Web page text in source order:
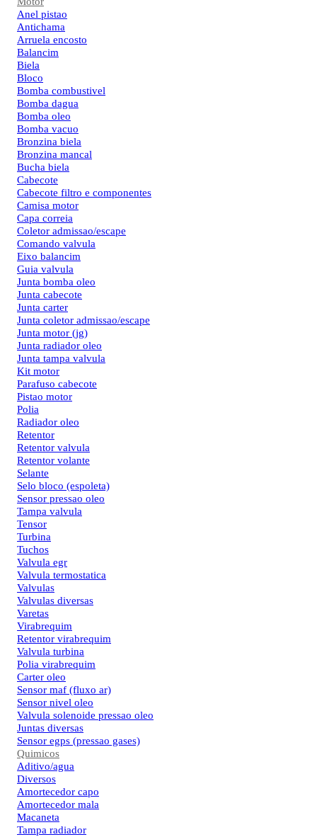
Anel pistao
Antichama
Arruela encosto
Balancim
Biela
Bloco
Bomba combustivel
Bomba dagua
Bomba oleo
Bomba vacuo
Bronzina biela
Bronzina mancal
Bucha biela
Cabecote
Cabecote filtro e componentes
Camisa motor
Capa correia
Coletor admissao/escape
Comando valvula
Eixo balancim
Guia valvula
Junta bomba oleo
Junta cabecote
Junta carter
Junta coletor admissao/escape
Junta motor (jg)
Junta radiador oleo
Junta tampa valvula
Kit motor
Parafuso cabecote
Pistao motor
Polia
Radiador oleo
Retentor
Retentor valvula
Retentor volante
Selante
Selo bloco (espoleta)
Sensor pressao oleo
Tampa valvula
Tensor
Turbina
Tuchos
Valvula egr
Valvula termostatica
Valvulas
Valvulas diversas
Varetas
Virabrequim
Retentor virabrequim
Valvula turbina
Polia virabrequim
Carter oleo
Sensor maf (fluxo ar)
Sensor nivel oleo
Valvula solenoide pressao oleo
Juntas diversas
Sensor egps (pressao gases)
Quimicos
Aditivo/agua
Diversos
Amortecedor capo
Amortecedor mala
Macaneta
Tampa radiador